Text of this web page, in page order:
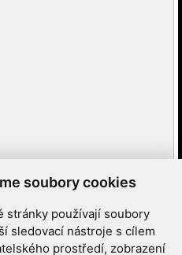
soubory cookies
stránky používají soubory
sledovací nástroje s cílem
prostředí, zobrazení